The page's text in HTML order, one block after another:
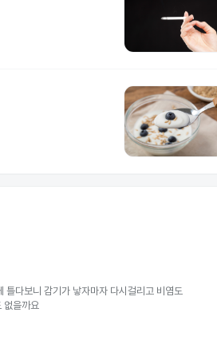
틀다보니 감기가 낳자마자 다시걸리고 비염도
없을까요